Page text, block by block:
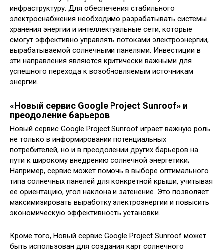
инфраструктуру. Для обеспечения стабильного
электроснабжения необходимо разрабатывать системы
хранения энергии и интеллектуальные сети, которые
смогут эффективно управлять потоками электроэнергии,
вырабатываемой солнечными панелями. Инвестиции в
эти направления являются критически важными для
успешного перехода к возобновляемым источникам
энергии.
«Новый сервис Google Project Sunroof» и
преодоление барьеров
Новый сервис Google Project Sunroof играет важную роль
не только в информировании потенциальных
потребителей, но и в преодолении других барьеров на
пути к широкому внедрению солнечной энергетики;
Например, сервис может помочь в выборе оптимального
типа солнечных панелей для конкретной крыши, учитывая
ее ориентацию, угол наклона и затенение. Это позволяет
максимизировать выработку электроэнергии и повысить
экономическую эффективность установки.
Кроме того, Новый сервис Google Project Sunroof может
быть использован для создания карт солнечного